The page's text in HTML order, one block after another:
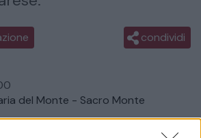
condividi
del Monte - Sacro Monte